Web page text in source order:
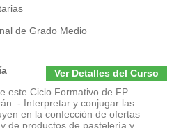
de Grado Medio
Ver Detalles del Curso
este Ciclo Formativo de FP
- Interpretar y conjugar las
en la confección de ofertas
de productos de pastelería y